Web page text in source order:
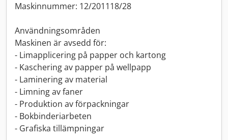
Maskinnummer: 12/201118/28
Användningsområden
Maskinen är avsedd för:
- Limapplicering på papper och kartong
- Kaschering av papper på wellpapp
- Laminering av material
- Limning av faner
- Produktion av förpackningar
- Bokbinderiarbeten
- Grafiska tillämpningar